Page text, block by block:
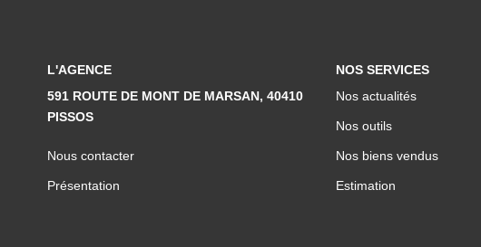
L'AGENCE
591 ROUTE DE MONT DE MARSAN, 40410
PISSOS
Nous contacter
Présentation
NOS SERVICES
Nos actualités
Nos outils
Nos biens vendus
Estimation